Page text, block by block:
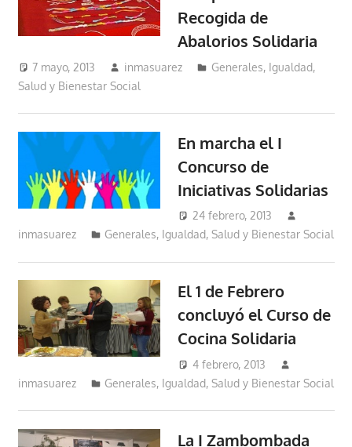
Recogida de
Abalorios Solidaria
7 mayo, 2013 inmasuarez Generales, Igualdad,
Salud y Bienestar Social
En marcha el I
Concurso de
Iniciativas Solidarias
24 febrero, 2013
inmasuarez
Generales, Igualdad, Salud y Bienestar Social
El 1 de Febrero
concluyó el Curso de
Cocina Solidaria
4 febrero, 2013
inmasuarez
Generales, Igualdad, Salud y Bienestar Social
La I Zambombada